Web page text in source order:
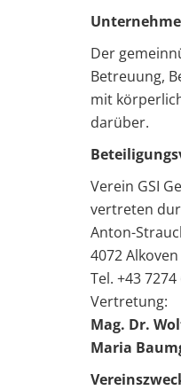
Der
Betreuung,
mit
darüber.
Verein GSI
vertreten
Anton-
4072 Alkoven
Tel. +43
Vertretung:
Mag. Dr.
Maria